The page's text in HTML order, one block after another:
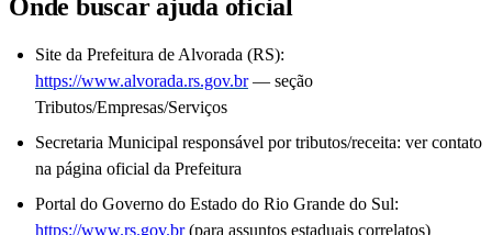
Onde buscar ajuda oficial
Site da Prefeitura de Alvorada (RS):
https://www.alvorada.rs.gov.br— seção
Tributos/Empresas/Serviços
Secretaria Municipal responsável por tributos/receita: ver contato
na página oficial da Prefeitura
Portal do Governo do Estado do Rio Grande do Sul:
https://www.rs.gov.br(para assuntos estaduais correlatos)